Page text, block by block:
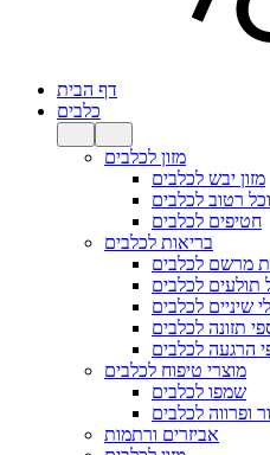
דף הבית
כלבים
מזון לכלבים
מזון יבש לכלבים
רטוב לכלבים
חטיפים לכלבים
בריאות לכלבים
מרשם לכלבים
תולעים לכלבים
שיניים לכלבים
תזונה לכלבים
הרגעה לכלבים
מוצרי טיפוח לכלבים
שמפו לכלבים
ופרווה לכלבים
אביזרים ורתמות